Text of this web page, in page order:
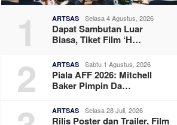
1 ARTSAS Selasa 4 Agustus, 2026
Dapat Sambutan Luar
Biasa, Tiket Film ‘H…
2 ARTSAS Sabtu 1 Agustus, 2026
Piala AFF 2026: Mitchell
Baker Pimpin Da…
ARTSAS Selasa 28 Juli, 2026
Rilis Poster dan Trailer, Film